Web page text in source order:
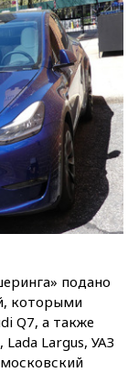
подано
которыми
Q7, а также
Largus, УАЗ
московский